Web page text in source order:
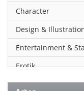
Character
Design &
Entertainment &
Erotik
Essen & Trinken